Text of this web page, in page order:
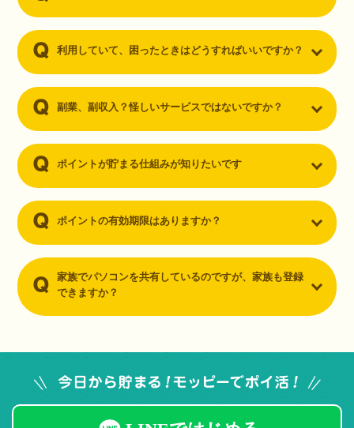
利用していて、困ったときはどうすればいいですか？
副業、副収入？怪しいサービスではないですか？
ポイントが貯まる仕組みが知りたいです
ポイントの有効期限はありますか？
家族でパソコンを共有しているのですが、家族も登録
できますか？